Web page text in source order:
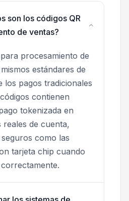
son los códigos QR
de ventas?
procesamiento de
estándares de
los pagos tradicionales
contienen
tokenizada en
reales de cuenta,
como las
tarjeta chip cuando